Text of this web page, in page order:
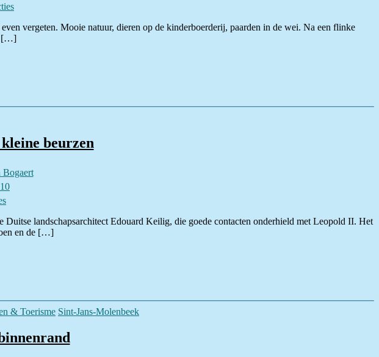
Een
gezinsuitstap
in
vergeten. Mooie natuur, dieren op de kinderboerderij, paarden in de wei. Na een flinke
[…]
beurzen
Bogaert
Dixit:
de
tramwagen
landschapsarchitect Edouard Keilig, die goede contacten onderhield met Leopold II. Het
en de […]
& Toerisme Sint-Jans-Molenbeek